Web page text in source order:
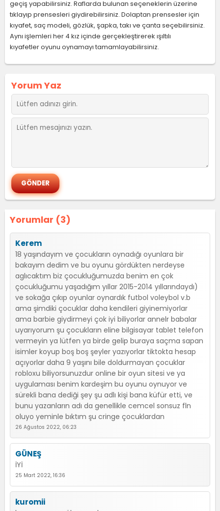
geçiş yapabilirsiniz. Raflarda bulunan seçeneklerin üzerine
tıklayıp prensesleri giydirebilirsiniz. Dolaptan prensesler için
kıyafet, saç modeli, gözlük, şapka, takı ve çanta seçebilirsiniz.
Aynı işlemleri her 4 kız içinde gerçekleştirerek ışıltılı
kıyafetler oyunu oynamayı tamamlayabilirsiniz.
Yorumlar (3)
Kerem
18 yaşındayım ve çocukların oynadığı oyunlara bir
bakayım dedim ve bu oyunu gördükten nerdeyse
aglıcaktım biz çocukluğumuzda benim en çok
çocukluğumu yaşadığım yıllar 2015-2014 yıllarındaydı)
ve sokağa çıkıp oyunlar oynardık futbol voleybol v.b
ama şimdiki çocuklar daha kendileri giyinemiyorlar
ama barbie giydirmeyi çok iyi biliyorlar annelr babalar
uyarıyorum şu çocukların eline bilgisayar tablet telefon
vermeyin ya lütfen ya birde gelip buraya saçma sapan
isimler koyup boş boş şeyler yazıyorlar tiktokta hesap
açıyorlar daha 9 yaşını bile doldurmayan çocuklar
robloxu biliyorsunuzdur online bir oyun sitesi ve ya
uygulaması benim kardeşim bu oyunu oynuyor ve
sürekli bana dediği şey şu adlı kişi bana küfür etti, ve
bunu yazanların adı da genellikle cemcel sonsuz fln
oluyo yeminle bıktım şu cringe çocuklardan
26 Ağustos 2022, 06:23
GÜNEŞ
İYİ
25 Mart 2022, 16:36
kuromii
Yorum Yaz